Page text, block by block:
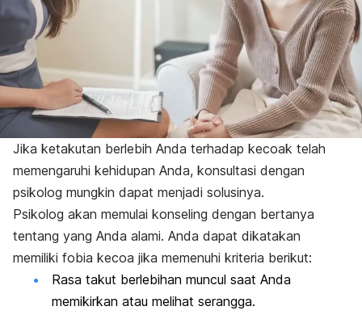
Jika ketakutan berlebih Anda terhadap kecoak telah
memengaruhi kehidupan Anda, konsultasi dengan
psikolog mungkin dapat menjadi solusinya.
Psikolog akan memulai konseling dengan bertanya
tentang yang Anda alami. Anda dapat dikatakan
memiliki fobia kecoa jika memenuhi kriteria berikut:
Rasa takut berlebihan muncul saat Anda
memikirkan atau melihat serangga.